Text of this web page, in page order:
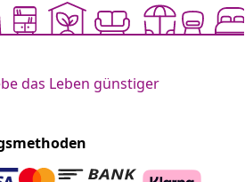
das Leben günstiger